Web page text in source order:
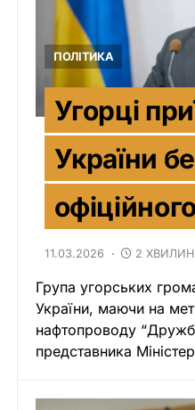
ПОЛІТИКА
Угорці
України
11.03.2026 2
Група угорських
України, маючи на
нафтопроводу
представника